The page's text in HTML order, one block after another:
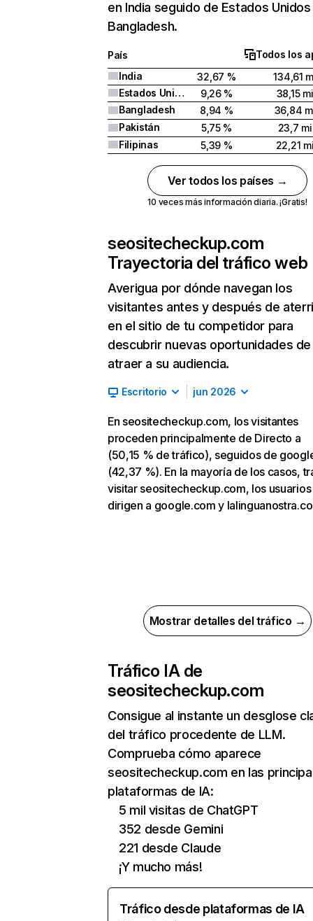
en India seguido de Estados
Bangladesh.
País
Todos los
India
32,67 %
134,61
Estados Unidos
9,26 %
38,15
Bangladesh
8,94 %
36,84
Pakistán
5,75 %
23,7
Filipinas
5,39 % 22,21
Ver todos los países →
10 veces más información diaria. ¡Gratis!
seositecheckup.com
Trayectoria del tráfico web
Averigua por dónde navegan los
visitantes antes y después de
en el sitio de tu competidor para
descubrir nuevas oportunidades de
atraer a su audiencia.
Escritorio jun 2026
En seositecheckup.com, los visitantes
proceden principalmente de Directo a
(50,15 % de tráfico), seguidos de
(42,37 %). En la mayoría de los casos,
visitar seositecheckup.com, los
dirigen a google.com y
Mostrar detalles del tráfico →
Tráfico IA de
seositecheckup.com
Consigue al instante un desglose
del tráfico procedente de LLM.
Comprueba cómo aparece
seositecheckup.com en las
plataformas de IA:
5 mil visitas de ChatGPT
352 desde Gemini
221 desde Claude
¡Y mucho más!
Tráfico desde plataformas de IA